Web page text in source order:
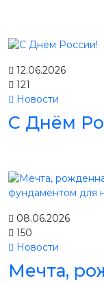
12.06.2026
121
Новости
С Днём
08.06.2026
150
Новости
Мечта,